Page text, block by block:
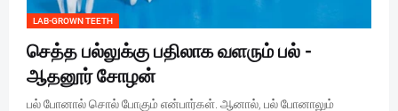
LAB-GROWN TEETH
செத்த பல்லுக்கு பதிலாக வளரும் பல் -
ஆதனூர் சோழன்
பல் போனால் சொல் போகும் என்பார்கள். ஆனால், பல் போனாலும்